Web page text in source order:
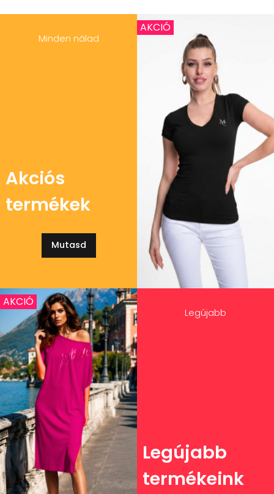
Minden nálad
Akciós
termékek
Mutasd
AKCIÓ
Legújabb
Legújabb
termékeink
AKCIÓ